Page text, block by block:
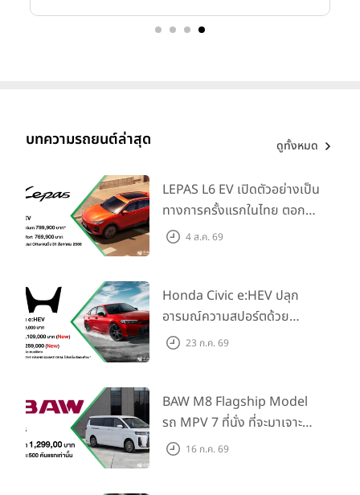
บทความรถยนต์ล่าสุด ดูทั้งหมด
LEPAS L6 EV เปิดตัวอย่างเป็น
ทางการครั้งแรกในไทย ตอกย้ำ
วิสัยทัศน์ “Drive Your
4 ส.ค. 69
Honda Civic e:HEV ปลุก
อารมณ์ความสปอร์ตด้วย
Honda S+ Shift ครั้งแรกใน
Traffic Monitor เพียงจอง
ภายใน 31 ก.ค. 2569 รับบัตร
น้ำมันมูลค่า 10,000 บาท
23 ก.ค. 69
BAW M8 Flagship Model
รถ MPV 7 ที่นั่ง ที่จะมาเจาะ
ตลาดครอบครัวและองค์กรยุค
16 ก.ค. 69